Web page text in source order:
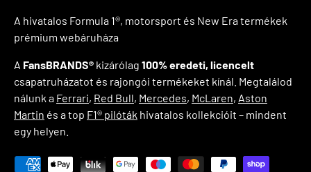
A hivatalos Formula 1®, motorsport és New Era termékek
prémium webáruháza
A FansBRANDS® kizárólag 100% eredeti, licencelt
csapatruházatot és rajongói termékeket kínál. Megtalálod
nálunk a Ferrari, Red Bull, Mercedes, McLaren, Aston
Martin és a top F1® pilóták hivatalos kollekcióit – mindent
egy helyen.
Elfogadott fizetési módok